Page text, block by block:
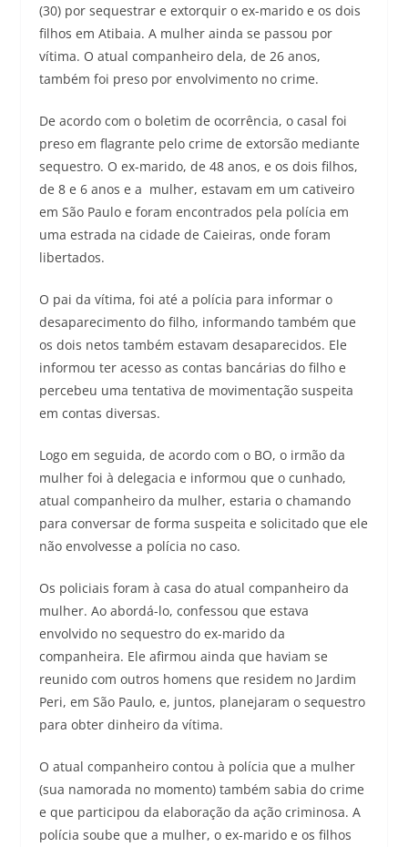
(30) por sequestrar e extorquir o ex-marido e os dois
filhos em Atibaia. A mulher ainda se passou por
vítima. O atual companheiro dela, de 26 anos,
também foi preso por envolvimento no crime.
De acordo com o boletim de ocorrência, o casal foi
preso em flagrante pelo crime de extorsão mediante
sequestro. O ex-marido, de 48 anos, e os dois filhos,
de 8 e 6 anos e a mulher, estavam em um cativeiro
em São Paulo e foram encontrados pela polícia em
uma estrada na cidade de Caieiras, onde foram
libertados.
O pai da vítima, foi até a polícia para informar o
desaparecimento do filho, informando também que
os dois netos também estavam desaparecidos. Ele
informou ter acesso as contas bancárias do filho e
percebeu uma tentativa de movimentação suspeita
em contas diversas.
Logo em seguida, de acordo com o BO, o irmão da
mulher foi à delegacia e informou que o cunhado,
atual companheiro da mulher, estaria o chamando
para conversar de forma suspeita e solicitado que ele
não envolvesse a polícia no caso.
Os policiais foram à casa do atual companheiro da
mulher. Ao abordá-lo, confessou que estava
envolvido no sequestro do ex-marido da
companheira. Ele afirmou ainda que haviam se
reunido com outros homens que residem no Jardim
Peri, em São Paulo, e, juntos, planejaram o sequestro
para obter dinheiro da vítima.
O atual companheiro contou à polícia que a mulher
(sua namorada no momento) também sabia do crime
e que participou da elaboração da ação criminosa. A
polícia soube que a mulher, o ex-marido e os filhos